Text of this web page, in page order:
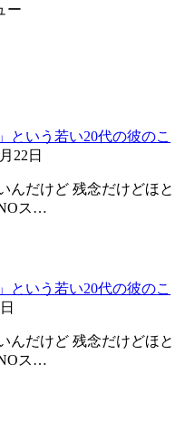
ー
という若い20代の彼のこ
22日
んだけど 残念だけどほと
ス…
という若い20代の彼のこ
んだけど 残念だけどほと
ス…